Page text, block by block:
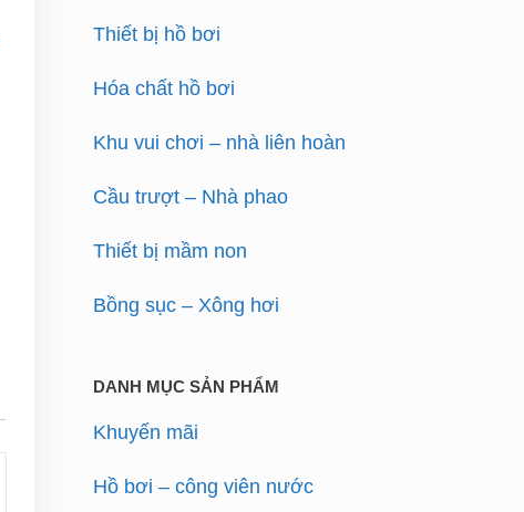
Thiết bị hồ bơi
Hóa chất hồ bơi
Khu vui chơi – nhà liên hoàn
Cầu trượt – Nhà phao
Thiết bị mầm non
Bồng sục – Xông hơi
DANH MỤC SẢN PHẨM
Khuyến mãi
Hồ bơi – công viên nước